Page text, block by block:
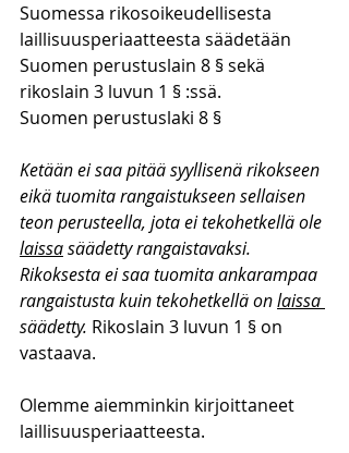
Suomessa rikosoikeudellisesta
laillisuusperiaatteesta säädetään
Suomen perustuslain 8 § sekä
rikoslain 3 luvun 1 § :ssä.
Suomen perustuslaki 8 §
Ketään ei saa pitää syyllisenä rikokseen
eikä tuomita rangaistukseen sellaisen
teon perusteella, jota ei tekohetkellä ole
laissa säädetty rangaistavaksi.
Rikoksesta ei saa tuomita ankarampaa
rangaistusta kuin tekohetkellä on laissa
säädetty. Rikoslain 3 luvun 1 § on
vastaava.
Olemme aiemminkin kirjoittaneet
laillisuusperiaatteesta.